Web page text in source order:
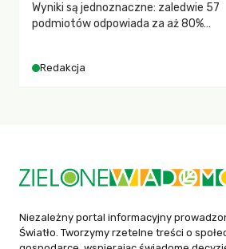
Wyniki są jednoznaczne: zaledwie 57
podmiotów odpowiada za aż 80%
Redakcja
Niezależny portal informacyjny
Światło. Tworzymy rzetelne treści o